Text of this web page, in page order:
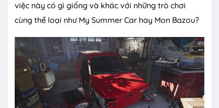
việc này có gì giống và khác với những trò chơi
cùng thể loại như My Summer Car hay Mon Bazou?